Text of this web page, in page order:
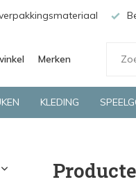
Merken
KLEDING